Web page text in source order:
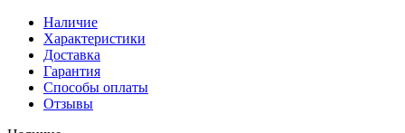
Наличие
Характеристики
Доставка
Гарантия
Способы оплаты
Отзывы